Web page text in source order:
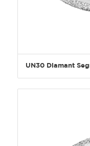
UN30 Diamant